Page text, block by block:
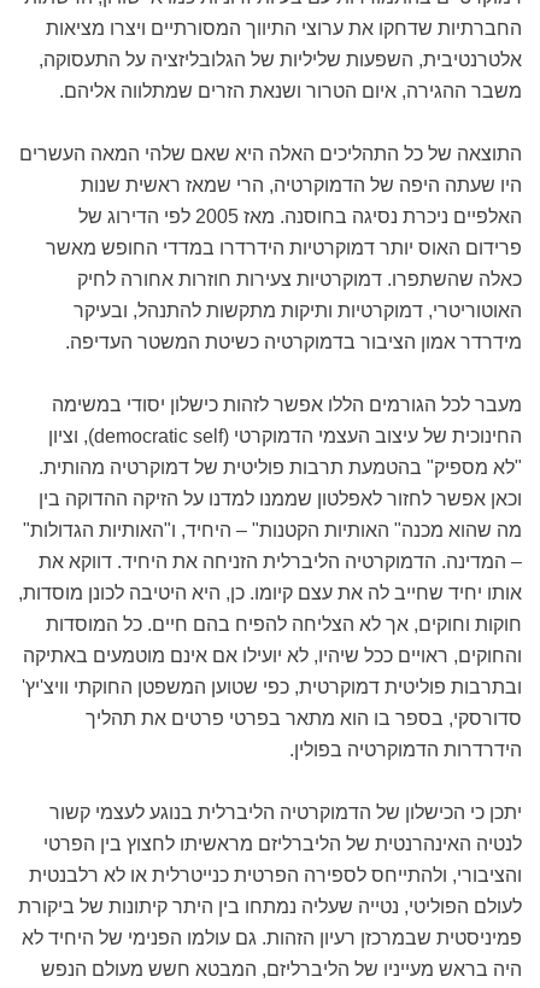
החברתיות שדחקו את ערוצי התיווך המסורתיים ויצרו מציאות
אלטרנטיבית, השפעות שליליות של הגלובליזציה על התעסוקה,
משבר ההגירה, איום הטרור ושנאת הזרים שמתלווה אליהם.
התוצאה של כל התהליכים האלה היא שאם שלהי המאה העשרים
היו שעתה היפה של הדמוקרטיה, הרי שמאז ראשית שנות
האלפיים ניכרת נסיגה בחוסנה. מאז 2005 לפי הדירוג של
פרידום האוס יותר דמוקרטיות הידרדרו במדדי החופש מאשר
כאלה שהשתפרו. דמוקרטיות צעירות חוזרות אחורה לחיק
האוטוריטרי, דמוקרטיות ותיקות מתקשות להתנהל, ובעיקר
מידרדר אמון הציבור בדמוקרטיה כשיטת המשטר העדיפה.
מעבר לכל הגורמים הללו אפשר לזהות כישלון יסודי במשימה
החינוכית של עיצוב העצמי הדמוקרטי (democratic self), וציון
"לא מספיק" בהטמעת תרבות פוליטית של דמוקרטיה מהותית.
וכאן אפשר לחזור לאפלטון שממנו למדנו על הזיקה ההדוקה בין
מה שהוא מכנה" האותיות הקטנות" – היחיד, ו"האותיות הגדולות"
– המדינה. הדמוקרטיה הליברלית הזניחה את היחיד. דווקא את
אותו יחיד שחייב לה את עצם קיומו. כן, היא היטיבה לכונן מוסדות,
חוקות וחוקים, אך לא הצליחה להפיח בהם חיים. כל המוסדות
והחוקים, ראויים ככל שיהיו, לא יועילו אם אינם מוטמעים באתיקה
ובתרבות פוליטית דמוקרטית, כפי שטוען המשפטן החוקתי וויצ'יץ'
סדורסקי, בספר בו הוא מתאר בפרטי פרטים את תהליך
הידרדרות הדמוקרטיה בפולין.
יתכן כי הכישלון של הדמוקרטיה הליברלית בנוגע לעצמי קשור
לנטיה האינהרנטית של הליברליזם מראשיתו לחצוץ בין הפרטי
והציבורי, ולהתייחס לספירה הפרטית כנייטרלית או לא רלבנטית
לעולם הפוליטי, נטייה שעליה נמתחו בין היתר קיתונות של ביקורת
פמיניסטית שבמרכזן רעיון הזהות. גם עולמו הפנימי של היחיד לא
היה בראש מעייניו של הליברליזם, המבטא חשש מעולם הנפש